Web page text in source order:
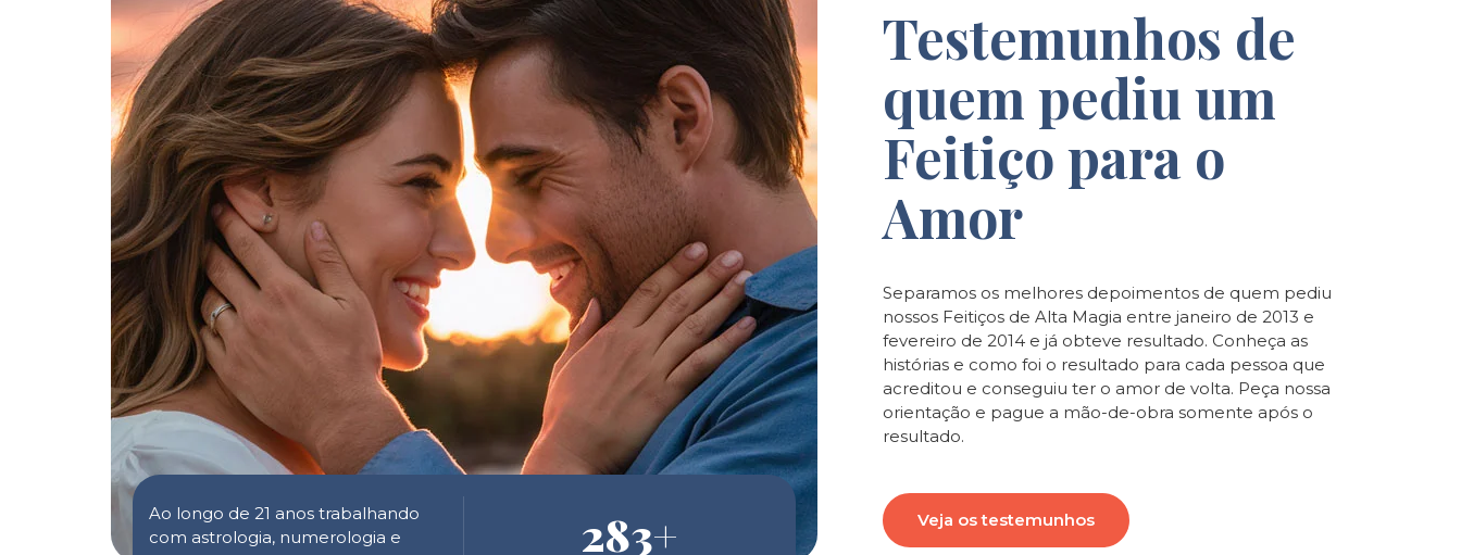
Ao longo de 21 anos trabalhando
com astrologia, numerologia e
283+
Testemunhos de
quem pediu um
Feitiço para o
Amor
Separamos os melhores depoimentos de quem pediu
nossos Feitiços de Alta Magia entre janeiro de 2013 e
fevereiro de 2014 e já obteve resultado. Conheça as
histórias e como foi o resultado para cada pessoa que
acreditou e conseguiu ter o amor de volta. Peça nossa
orientação e pague a mão-de-obra somente após o
resultado.
Veja os testemunhos